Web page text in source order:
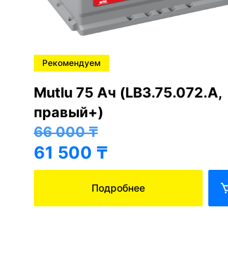
Рекомендуем
Mutlu 75 Ач (LB3.75.072.A,
правый+)
66 000₸
61 500 ₸
Подробнее